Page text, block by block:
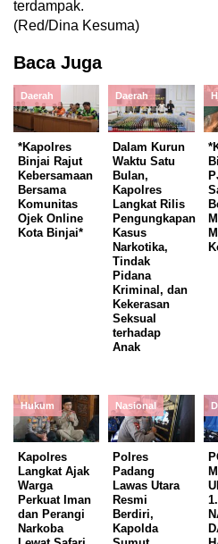
terdampak.
(Red/Dina Kesuma)
Baca Juga
Daerah
*Kapolres
Binjai Rajut
Kebersamaan
Bersama
Komunitas
Ojek Online
Kota Binjai*
Daerah
Dalam Kurun
Waktu Satu
Bulan,
Kapolres
Langkat Rilis
Pengungkapan
Kasus
Narkotika,
Tindak
Pidana
Kriminal, dan
Kekerasan
Seksual
terhadap
Anak
Hukum
Kapolres
Langkat Ajak
Warga
Perkuat Iman
dan Perangi
Narkoba
Nasional
Polres
Padang
Lawas Utara
Resmi
Berdiri,
Kapolda